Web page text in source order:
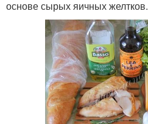
основе сырых яичных желтков.